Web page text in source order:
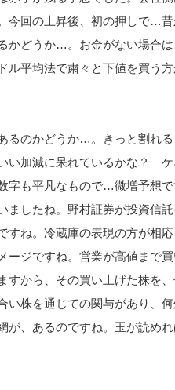
今回の上昇後、初の押しで…
かどうか…。お金がない場合
ル平均法で粛々と下値を買う
るのかどうか…。きっと割れ
い加減に呆れているかな？
字も平凡なもので…微増予想
ましたね。野村証券が投資信
すね。冷蔵庫の表現の方が
ージですね。営業が高値まで
すから、その買い上げた株を
株を通じての関与があり、何
、あるのですね。玉が読め